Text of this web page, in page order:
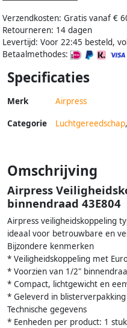
Verzendkosten: Gratis vanaf €
Retourneren: 14 dagen
Levertijd: Voor 22:45 besteld,
Betaalmethodes:
Specificaties
Merk Airpress
Categorie Luchtgereedschap,
Omschrijving
Airpress
binnendraad 43E804
Airpress veiligheidskoppeling
ideaal voor betrouwbare en
Bijzondere kenmerken
* Veiligheidskoppeling met
* Voorzien van 1/2"
* Compact, lichtgewicht en
* Geleverd in blisterverpakking
Technische gegevens
* Eenheden per product: 1 stuk